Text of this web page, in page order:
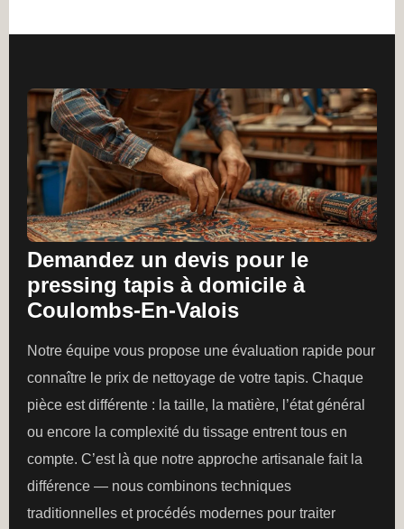
Demandez un devis pour le
pressing tapis à domicile à
Coulombs-En-Valois
Notre équipe vous propose une évaluation rapide pour
connaître le prix de nettoyage de votre tapis. Chaque
pièce est différente : la taille, la matière, l’état général
ou encore la complexité du tissage entrent tous en
compte. C’est là que notre approche artisanale fait la
différence — nous combinons techniques
traditionnelles et procédés modernes pour traiter